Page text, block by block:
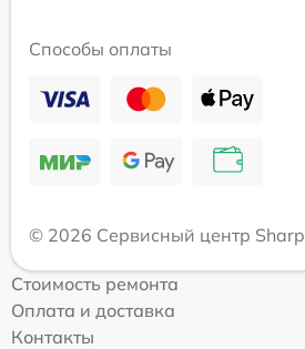
Способы оплаты
© 2026 Сервисный центр Sharp
Стоимость ремонта
Оплата и доставка
Контакты